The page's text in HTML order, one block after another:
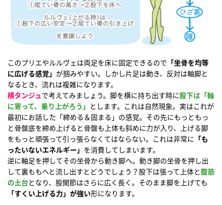
このプリエやルルヴェは両足を床に固定できるので 「坐骨を均等
に広げる感覚」 が掴みやすい。しかし片足は動き、反対は軸脚と
なるとき、流れは複雑になります。
横タンジュで考えてみましょう。脚を横に持ち出す時に股下は「軸
に寄って、乗り上がろう」 とします。これは自然現象。実はこれが
最初にお話した「締める＆固まる」の感覚。その先にもっともっ
と骨盤底を締め上げると骨盤も上体も斜めに力が入り、上げる脚
をもっと頑張って引っ張らなくてはならない。これは非常に 「も
ったいないエネルギー」 を消費してしまいます。
逆に軸足を押してその坐骨から動き脚へ。動き脚の坐骨を押し出
して裏ももへと流し出すとどうでしょう？股下は張って上体と腹筋
の土台となり、股関節はさらに広く長く。そのまま脚を上げても
「すくい上げる力」が強い形になります。